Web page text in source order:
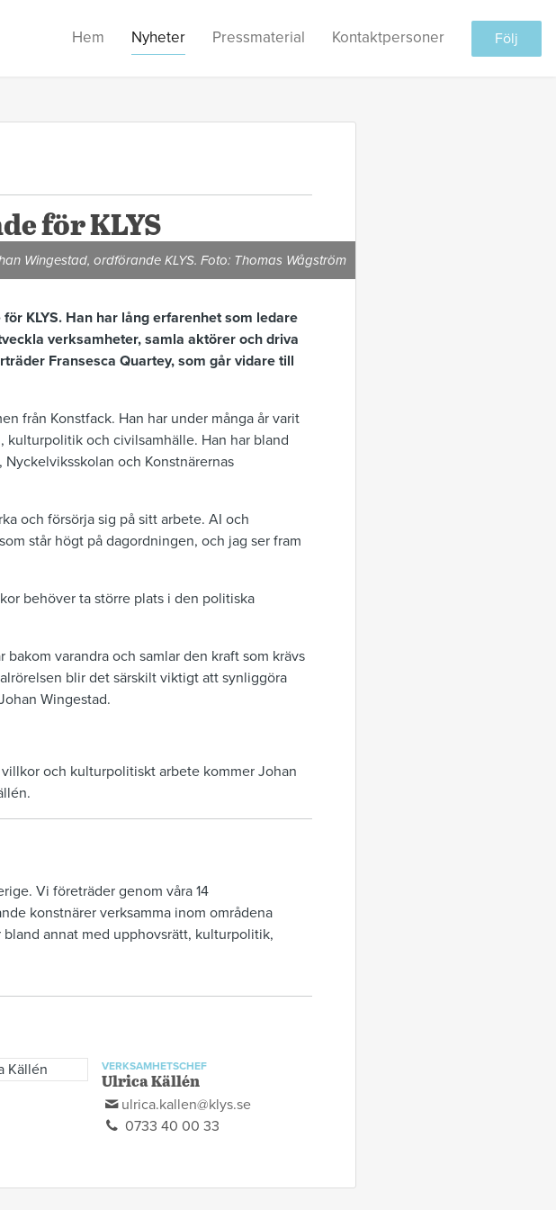
Hem Nyheter Pressmaterial Kontaktpersoner Följ
för KLYS
Wingestad, ordförande KLYS. Foto: Thomas Wågström
KLYS. Han har lång erfarenhet som ledare
verksamheter, samla aktörer och driva
Fransesca Quartey, som går vidare till
från Konstfack. Han har under många år varit
och civilsamhälle. Han har bland
och Konstnärernas
och försörja sig på sitt arbete. AI och
står högt på dagordningen, och jag ser fram
behöver ta större plats i den politiska
varandra och samlar den kraft som krävs
blir det särskilt viktigt att synliggöra
Wingestad.
och kulturpolitiskt arbete kommer Johan
Vi företräder genom våra 14
konstnärer verksamma inom områdena
annat med upphovsrätt, kulturpolitik,
VERKSAMHETSCHEF
Ulrica Källén
ulrica.kallen@klys.se
0733 40 00 33